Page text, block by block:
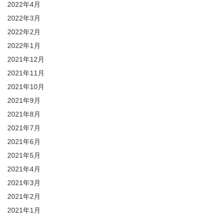
2022年4月
2022年3月
2022年2月
2022年1月
2021年12月
2021年11月
2021年10月
2021年9月
2021年8月
2021年7月
2021年6月
2021年5月
2021年4月
2021年3月
2021年2月
2021年1月